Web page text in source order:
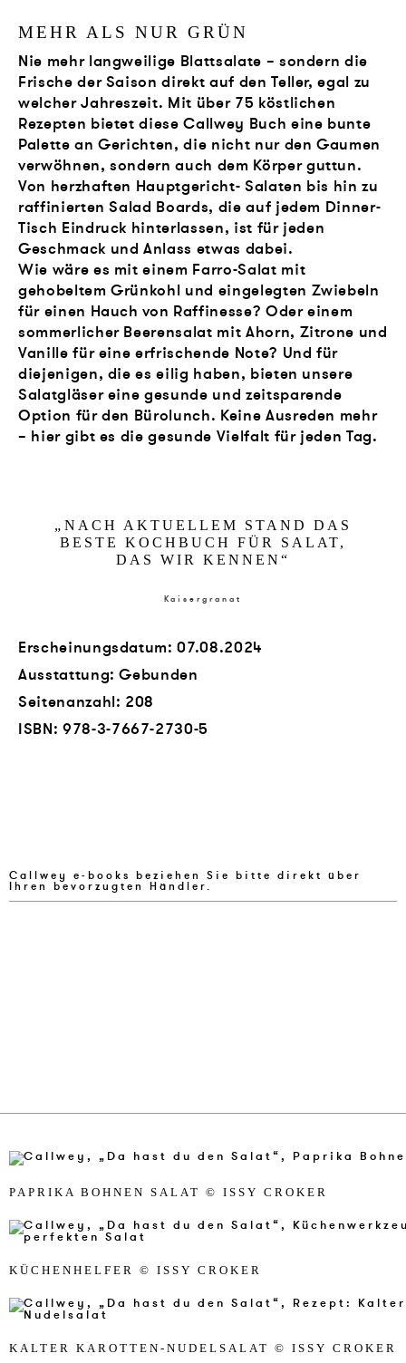
MEHR ALS NUR GRÜN
Nie mehr langweilige Blattsalate – sondern die
Frische der Saison direkt auf den Teller, egal zu
welcher Jahreszeit. Mit über 75 köstlichen
Rezepten bietet diese Callwey Buch eine bunte
Palette an Gerichten, die nicht nur den Gaumen
verwöhnen, sondern auch dem Körper guttun.
Von herzhaften Hauptgericht- Salaten bis hin zu
raffinierten Salad Boards, die auf jedem Dinner-
Tisch Eindruck hinterlassen, ist für jeden
Geschmack und Anlass etwas dabei.
Wie wäre es mit einem Farro-Salat mit
gehobeltem Grünkohl und eingelegten Zwiebeln
für einen Hauch von Raffinesse? Oder einem
sommerlicher Beerensalat mit Ahorn, Zitrone und
Vanille für eine erfrischende Note? Und für
diejenigen, die es eilig haben, bieten unsere
Salatgläser eine gesunde und zeitsparende
Option für den Bürolunch. Keine Ausreden mehr
– hier gibt es die gesunde Vielfalt für jeden Tag.
„ NACH AK­TU­EL­LEM STAND DAS
BES­TE KOCH­BUCH FÜR SALAT,
DAS WIR KENNEN “
Kaisergranat
Erscheinungsdatum: 07.08.2024
Ausstattung: Gebunden
Seitenanzahl: 208
ISBN: 978-3-7667-2730-5
Callwey e-books beziehen Sie bitte direkt über
Ihren bevorzugten Händler.
PA­PRI­KA BOH­NEN SALAT © ISSY CR­OKER
KÜCHEN­HEL­FER © ISSY CR­OKER
KAL­TER KAR­OT­TEN-NU­DEL­SALAT © ISSY CR­OKER